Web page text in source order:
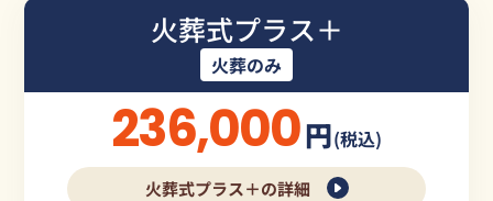
火葬式プラス＋
火葬のみ
236,000円(税込)
火葬式プラス＋の詳細